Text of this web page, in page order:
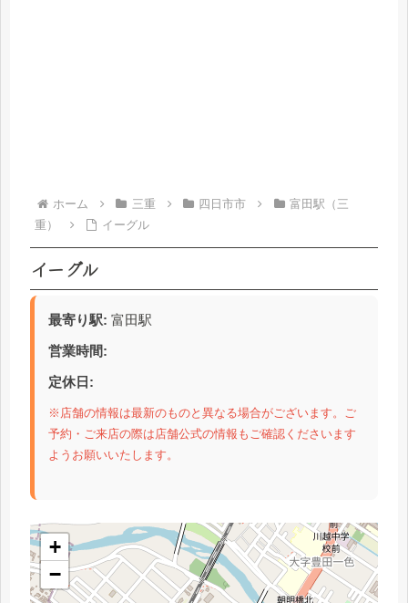
ホーム 三重 四日市市
富田駅（三
重）
イーグル
イーグル
最寄り駅: 富田駅
営業時間:
定休日:
※店舗の情報は最新のものと異なる場合がございます。ご
予約・ご来店の際は店舗公式の情報もご確認くださいます
ようお願いいたします。
+
−